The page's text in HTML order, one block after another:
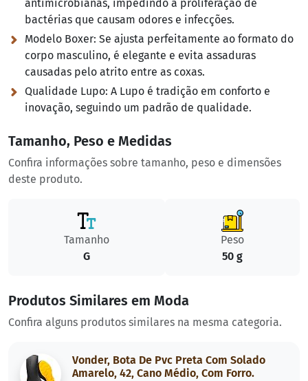
antimicrobianas, impedindo a proliferação de
bactérias que causam odores e infecções.
Modelo Boxer: Se ajusta perfeitamente ao formato do
corpo masculino, é elegante e evita assaduras
causadas pelo atrito entre as coxas.
Qualidade Lupo: A Lupo é tradição em conforto e
inovação, seguindo um padrão de qualidade.
Tamanho, Peso e Medidas
Confira informações sobre tamanho, peso e dimensões
deste produto.
Tamanho
G
Peso
50 g
Produtos Similares em Moda
Confira alguns produtos similares na mesma categoria.
Vonder, Bota De Pvc Preta Com Solado
Amarelo, 42, Cano Médio, Com Forro.